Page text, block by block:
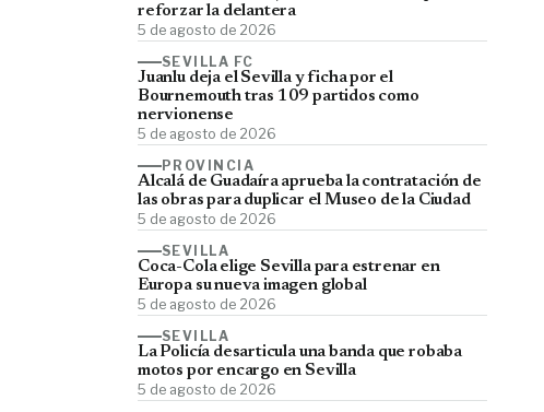
reforzar la delantera
5 de agosto de 2026
SEVILLA FC
Juanlu deja el Sevilla y ficha por el
Bournemouth tras 109 partidos como
nervionense
5 de agosto de 2026
PROVINCIA
Alcalá de Guadaíra aprueba la contratación de
las obras para duplicar el Museo de la Ciudad
5 de agosto de 2026
SEVILLA
Coca-Cola elige Sevilla para estrenar en
Europa su nueva imagen global
5 de agosto de 2026
SEVILLA
La Policía desarticula una banda que robaba
motos por encargo en Sevilla
5 de agosto de 2026